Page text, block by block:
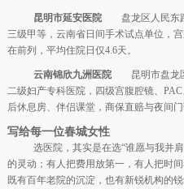
昆明市延安医院盘龙区人民东
三级甲等，云南省日间手术试点单位，
在前列，平均住院日仅4.6天。
云南锦欣九洲医院昆明市盘龙区
二级妇产专科医院，四级宫腹腔镜、
后休息房、伴侣课堂，商保直赔与夜间门
写给每一位春城女性
选医院，其实是在选“谁愿与我并
的灵动；有人把费用放第一，有人把时
既有百年老院的沉淀，也有新锐机构的